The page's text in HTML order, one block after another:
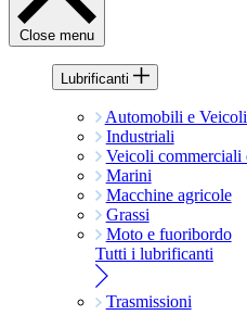
Close menu
Lubrificanti
Automobili e
Industriali
Veicoli commerciali
Marini
Macchine agricole
Grassi
Moto e fuoribordo
Tutti i lubrificanti
Trasmissioni